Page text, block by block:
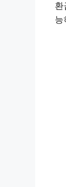
환
능